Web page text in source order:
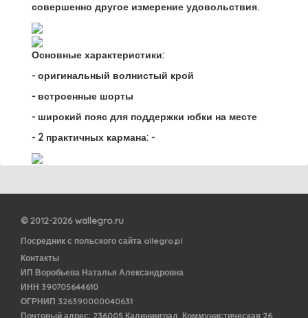
совершенно другое измерение удовольствия.
Основные характеристики:
- оригинальный волнистый крой
- встроенные шорты
- широкий пояс для поддержки юбки на месте
- 2 практичных кармана: -
© 2012-2026 wallegro.ru
Посредник с польского сайта allegro.pl
Контакты
ИП Воробьева Наталья Александровна
ИНН 390705644610
ОГРНИП 326390000040631
Почтовый адрес: 236005 Калининград, Коммунистическая 26